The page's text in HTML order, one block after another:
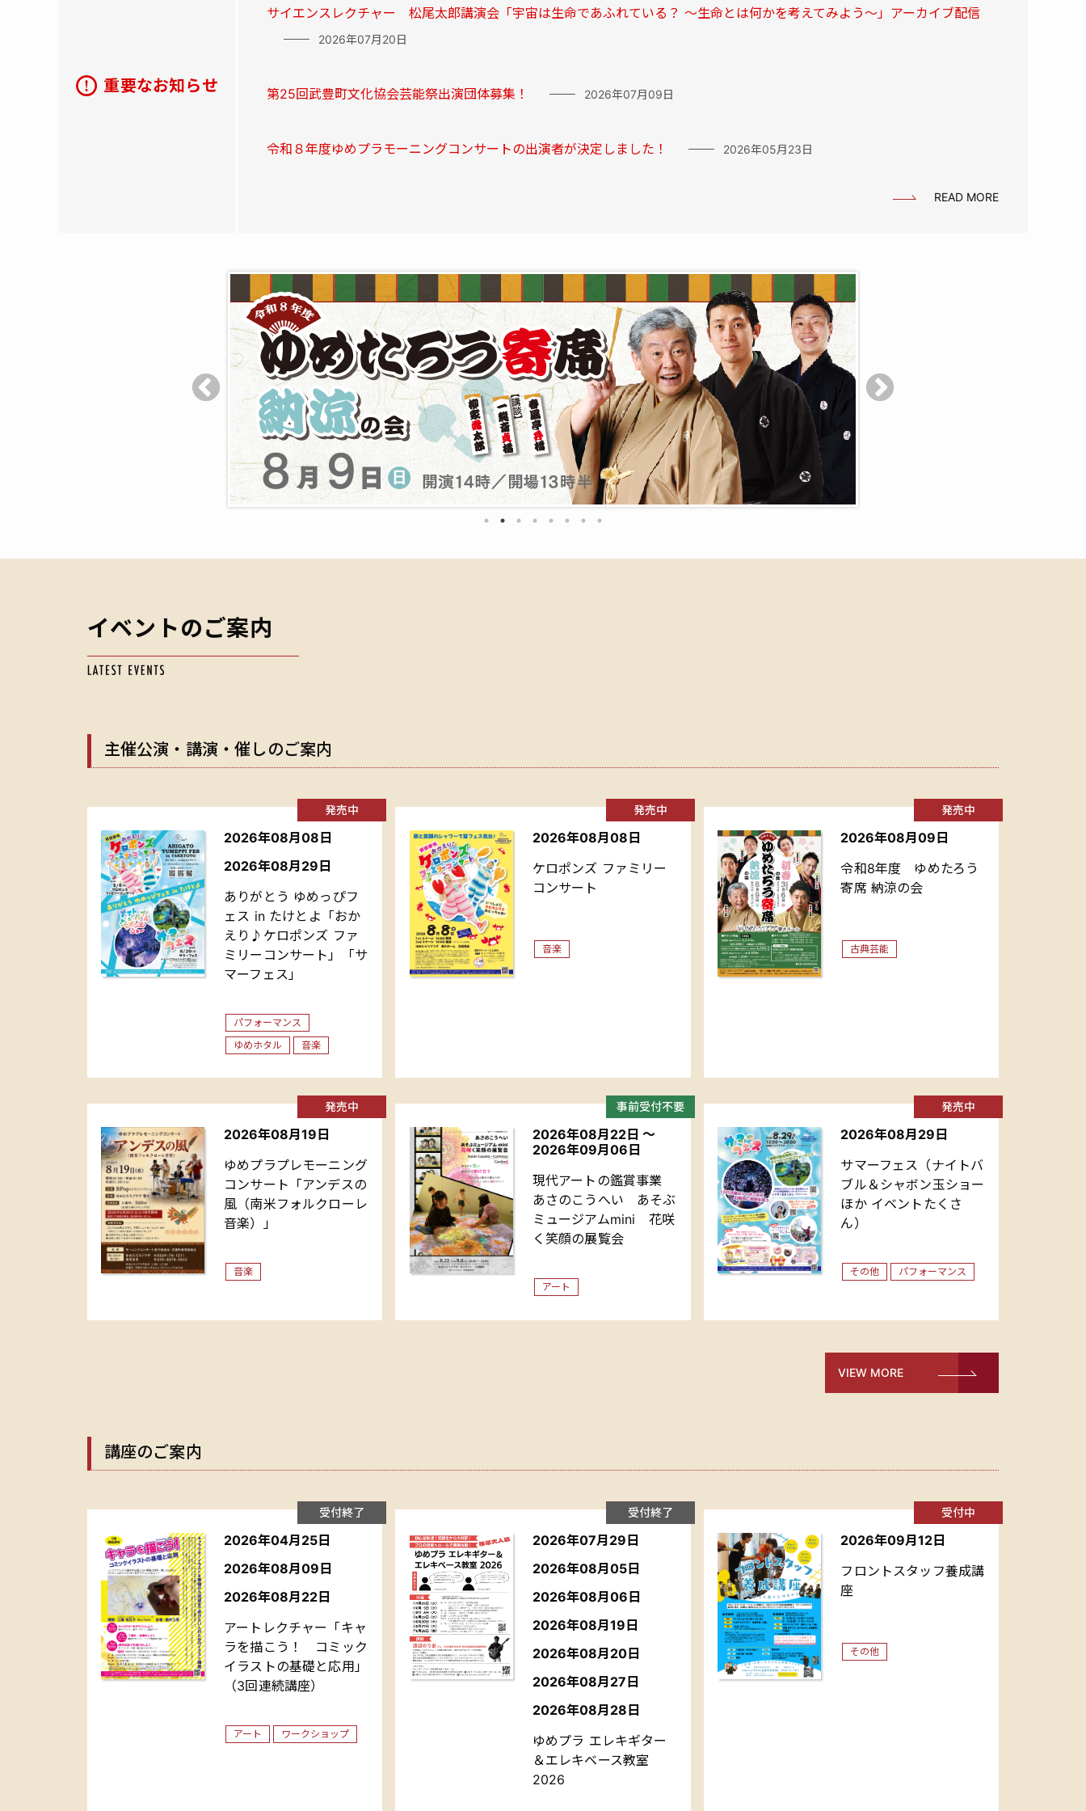
重要なお知らせ
サイエンスレクチャー 松尾太郎講演会「宇宙は生命であふれている？ ～生命とは何かを考えてみよう～」アーカイブ配信
2026年07月20日
第25回武豊町文化協会芸能祭出演団体募集！ 2026年07月09日
令和８年度ゆめプラモーニングコンサートの出演者が決定しました！ 2026年05月23日
READ MORE
イベントのご案内
主催公演・講演・催しのご案内
発売中
2026年08月08日
2026年08月29日
ありがとう ゆめっぴフ
ェス in たけとよ「おか
えり♪ケロポンズ ファ
ミリーコンサート」「サ
マーフェス」
パフォーマンス
ゆめホタル
音楽
発売中
2026年08月08日
ケロポンズ ファミリー
コンサート
音楽
発売中
2026年08月09日
令和8年度 ゆめたろう
寄席 納涼の会
古典芸能
発売中
2026年08月19日
ゆめプラプレモーニング
コンサート「アンデスの
風（南米フォルクローレ
音楽）」
音楽
事前受付不要
2026年08月22日 ～
2026年09月06日
現代アートの鑑賞事業
あさのこうへい あそぶ
ミュージアムmini 花咲
く笑顔の展覧会
アート
発売中
2026年08月29日
サマーフェス（ナイトバ
ブル＆シャボン玉ショー
ほか イベントたくさ
ん）
その他 パフォーマンス
VIEW MORE
講座のご案内
受付終了
2026年04月25日
2026年08月09日
2026年08月22日
アートレクチャー「キャ
ラを描こう！ コミック
イラストの基礎と応用」
（3回連続講座）
アート ワークショップ
受付終了
2026年07月29日
2026年08月05日
2026年08月06日
2026年08月19日
2026年08月20日
2026年08月27日
2026年08月28日
ゆめプラ エレキギター
＆エレキベース教室
2026
受付中
2026年09月12日
フロントスタッフ養成講
座
その他